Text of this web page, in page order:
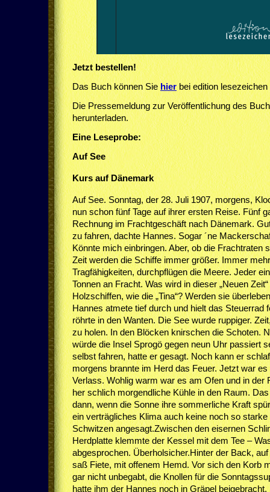
Jetzt bestellen!
Das Buch können Siehierbei edition lesezeichen
Die Pressemeldung zur Veröffentlichung des
herunterladen.
Eine Leseprobe:
Auf See
Kurs auf Dänemark
Auf See. Sonntag, der 28. Juli 1907, morgens,
nun schon fünf Tage auf ihrer ersten Reise. Fünf
Rechnung im Frachtgeschäft nach Dänemark.
zu fahren, dachte Hannes. Sogar ´ne
Könnte mich einbringen. Aber, ob die Frachtraten
Zeit werden die Schiffe immer größer. Immer
Tragfähigkeiten, durchpflügen die Meere. Jeder
Tonnen an Fracht. Was wird in dieser „Neuen
Holzschiffen, wie die „Tina“? Werden sie
Hannes atmete tief durch und hielt das Steuerrad
röhrte in den Wanten. Die See wurde ruppiger.
zu holen. In den Blöcken knirschen die Schoten.
würde die Insel Sprogö gegen neun Uhr passiert
selbst fahren, hatte er gesagt. Noch kann er
morgens brannte im Herd das Feuer. Jetzt war
Verlass. Wohlig warm war es am Ofen und in der
her schlich morgendliche Kühle in den Raum.
dann, wenn die Sonne ihre sommerliche Kraft
ein verträgliches Klima auch keine noch so
Schwitzen angesagt.Zwischen den eisernen
Herdplatte klemmte der Kessel mit dem Tee –
abgesprochen. Überholsicher.Hinter der Back,
saß Fiete, mit offenem Hemd. Vor sich den Korb
gar nicht unbegabt, die Knollen für die
hatte ihm der Hannes noch in Gräpel beigebracht.